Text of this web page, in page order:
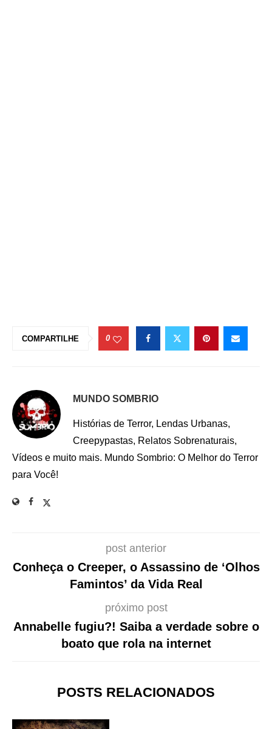
COMPARTILHE 0
MUNDO SOMBRIO
Histórias de Terror, Lendas Urbanas,
Creepypastas, Relatos Sobrenaturais,
Vídeos e muito mais. Mundo Sombrio: O Melhor do Terror
para Você!
post anterior
Conheça o Creeper, o Assassino de ‘Olhos
Famintos’ da Vida Real
próximo post
Annabelle fugiu?! Saiba a verdade sobre o
boato que rola na internet
POSTS RELACIONADOS